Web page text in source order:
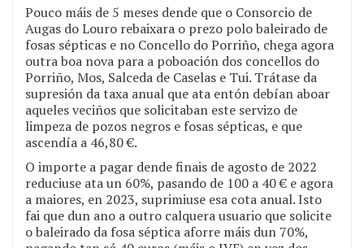
Pouco máis de 5 meses dende que o Consorcio de
Augas do Louro rebaixara o prezo polo baleirado de
fosas sépticas e no Concello do Porriño, chega agora
outra boa nova para a poboación dos concellos do
Porriño, Mos, Salceda de Caselas e Tui. Trátase da
supresión da taxa anual que ata entón debían aboar
aqueles veciños que solicitaban este servizo de
limpeza de pozos negros e fosas sépticas, e que
ascendía a 46,80 €.
O importe a pagar dende finais de agosto de 2022
reduciuse ata un 60%, pasando de 100 a 40 € e agora
a maiores, en 2023, suprimiuse esa cota anual. Isto
fai que dun ano a outro calquera usuario que solicite
o baleirado da fosa séptica aforre máis dun 70%,